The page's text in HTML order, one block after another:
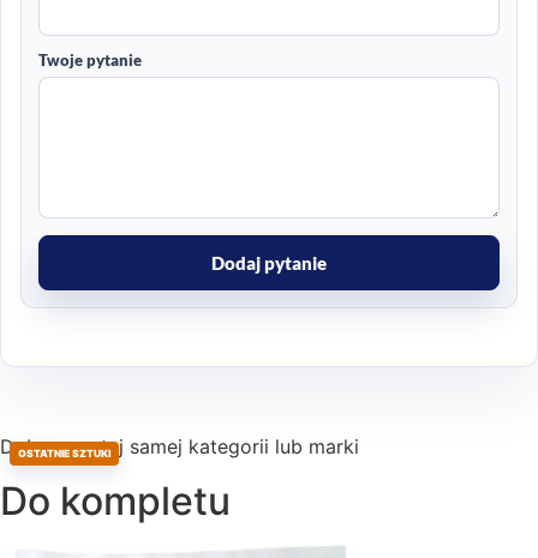
Twoje pytanie
Dodaj pytanie
Dobrane z tej samej kategorii lub marki
Do kompletu
OSTATNIE SZTUKI